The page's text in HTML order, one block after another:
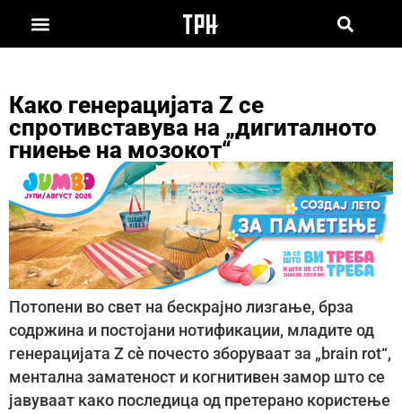
Како генерацијата Z се
спротивставува на „дигиталното
гниење на мозокот“
Потопени во свет на бескрајно лизгање, брза
содржина и постојани нотификации, младите од
генерацијата Z сè почесто зборуваат за „brain rot“,
ментална заматеност и когнитивен замор што се
јавуваат како последица од претерано користење